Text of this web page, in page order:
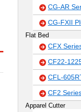
CG-AR
CG-FXII
Flat Bed
CFX
CF22-
CFL-
CF2
Apparel Cutter